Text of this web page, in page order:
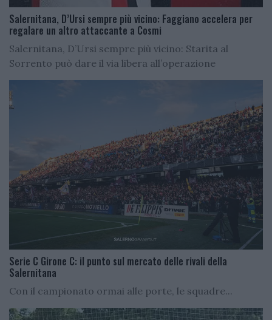
Salernitana, D’Ursi sempre più vicino: Faggiano accelera per
regalare un altro attaccante a Cosmi
Salernitana, D’Ursi sempre più vicino: Starita al
Sorrento può dare il via libera all’operazione
Serie C Girone C: il punto sul mercato delle rivali della
Salernitana
Con il campionato ormai alle porte, le squadre...